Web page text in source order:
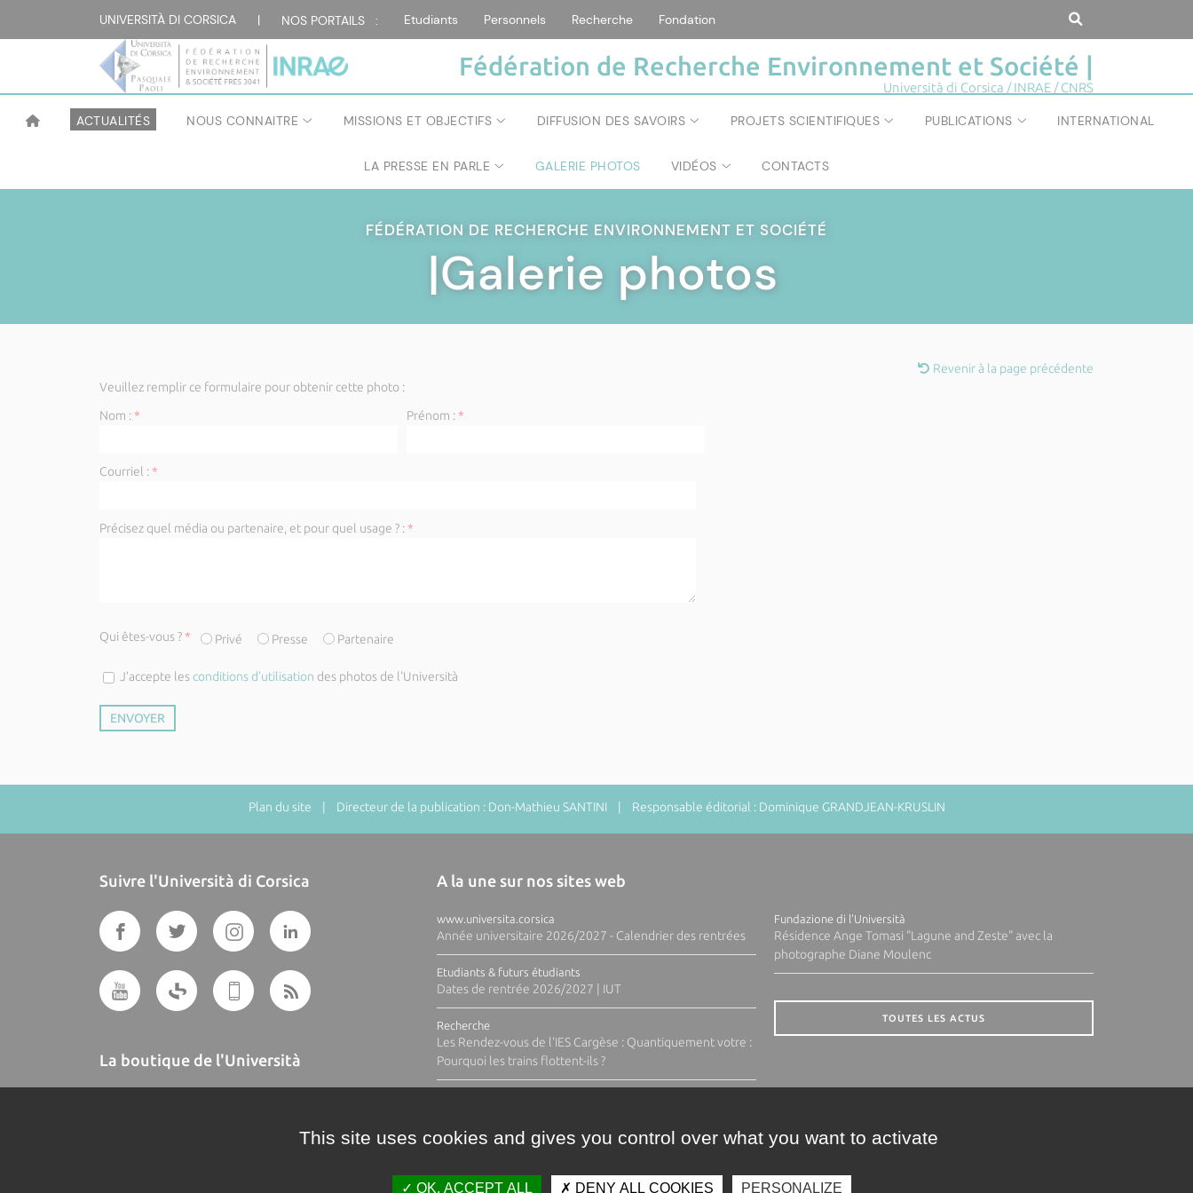
UNIVERSITÀ DI CORSICA | NOS PORTAILS : Etudiants Personnels Recherche Fondation
Fédération de Recherche Environnement et Société |
Università di Corsica / INRAE / CNRS
ACTUALITÉS NOUS CONNAITRE MISSIONS ET OBJECTIFS DIFFUSION DES SAVOIRS PROJETS SCIENTIFIQUES PUBLICATIONS INTERNATIONAL
LA PRESSE EN PARLE GALERIE PHOTOS VIDÉOS CONTACTS
FÉDÉRATION DE RECHERCHE ENVIRONNEMENT ET SOCIÉTÉ
|Galerie photos
Revenir à la page précédente
Veuillez remplir ce formulaire pour obtenir cette photo :
Nom :* Prénom :*
Courriel :*
Précisez quel média ou partenaire, et pour quel usage ? :*
Qui êtes-vous ?* Privé Presse Partenaire
J’accepte lesconditions d’utilisation des photos de l'Università
Plan du site | Directeur de la publication : Don-Mathieu SANTINI | Responsable éditorial : Dominique GRANDJEAN-KRUSLIN
Suivre l'Università di Corsica
La boutique de l'Università
A la une sur nos sites web
www.universita.corsica
Année universitaire 2026/2027 - Calendrier des rentrées
Etudiants & futurs étudiants
Dates de rentrée 2026/2027 | IUT
Recherche
Les Rendez-vous de l'IES Cargèse : Quantiquement votre :
Pourquoi les trains flottent-ils ?
Fundazione di l'Università
Résidence Ange Tomasi "Lagune and Zeste" avec la
photographe Diane Moulenc
TOUTES LES ACTUS
This site uses cookies and gives you control over what you want to activate
OK, ACCEPT ALL DENY ALL COOKIES PERSONALIZE